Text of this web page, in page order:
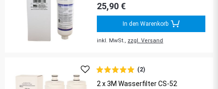
25,90 €
In den Warenkorb
inkl. MwSt., zzgl. Versand
(2)
2 x 3M Wasserfilter CS-52